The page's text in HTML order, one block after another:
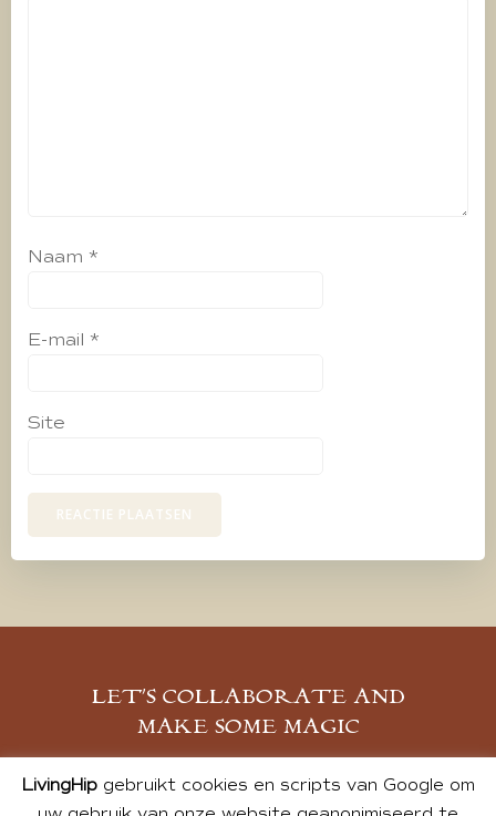
Naam *
E-mail *
Site
LET’S COLLABORATE AND
MAKE SOME MAGIC
MELD JE AAN
LivingHipgebruikt cookies en scripts van Google om